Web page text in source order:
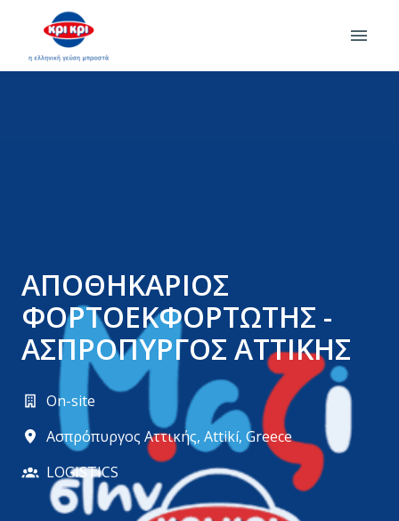
contentHomepage
ΑΠΟΘΗΚΑΡΙΟΣ
ΦΟΡΤΟΕΚΦΟΡΤΩΤΗΣ -
ΑΣΠΡΟΠΥΡΓΟΣ ΑΤΤΙΚΗΣ
On-site
Aσπρόπυργος Αττικής, Attikí, Greece
LOGISTICS